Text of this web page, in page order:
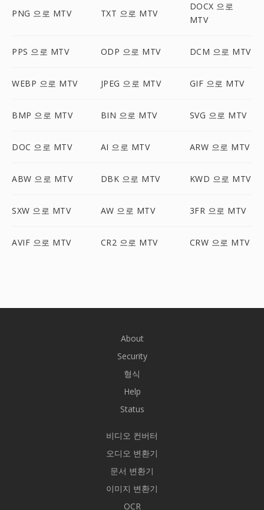
PNG 으로 MTV TXT 으로 MTV
DOCX 으로
MTV
PPS 으로 MTV ODP 으로 MTV DCM 으로 MTV
WEBP 으로 MTV JPEG 으로 MTV GIF 으로 MTV
BMP 으로 MTV BIN 으로 MTV SVG 으로 MTV
DOC 으로 MTV AI 으로 MTV ARW 으로 MTV
ABW 으로 MTV DBK 으로 MTV KWD 으로 MTV
SXW 으로 MTV AW 으로 MTV 3FR 으로 MTV
AVIF 으로 MTV CR2 으로 MTV CRW 으로 MTV
About
Security
형식
Help
Status
비디오 컨버터
오디오 변환기
문서 변환기
이미지 변환기
OCR